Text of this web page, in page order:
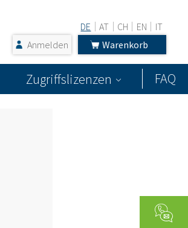
DE AT CH EN
IT
Anmelden
Warenkorb
Zugriffslizenzen FAQ